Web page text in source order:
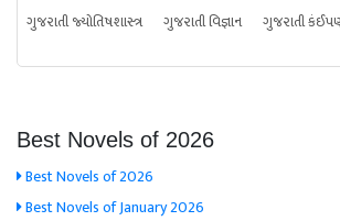
ગુજરાતી જ્યોતિષશાસ્ત્ર
ગુજરાતી વિજ્ઞાન ગુજરાતી
Best Novels of 2026
Best Novels of 2026
Best Novels of January 2026